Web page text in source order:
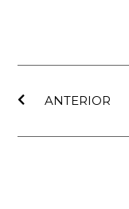
ANTERIOR